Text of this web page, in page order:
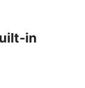
in